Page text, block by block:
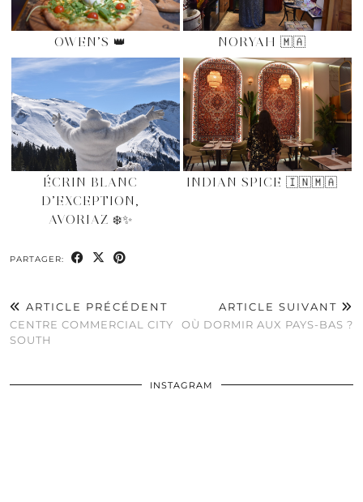
OWEN’S 👑 NORYAH 🇲🇦
ÉCRIN BLANC
D’EXCEPTION,
AVORIAZ ❄️✨
INDIAN SPICE 🇮🇳🇲🇦
PARTAGER:
ARTICLE PRÉCÉDENT
CENTRE COMMERCIAL CITY
SOUTH
ARTICLE SUIVANT
OÙ DORMIR AUX PAYS-BAS ?
INSTAGRAM